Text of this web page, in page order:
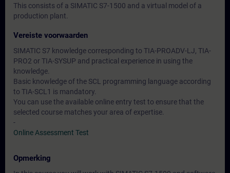
This consists of a SIMATIC S7-1500 and a virtual model of a
production plant.
Vereiste voorwaarden
SIMATIC S7 knowledge corresponding to TIA-PROADV-LJ, TIA-
PRO2 or TIA-SYSUP and practical experience in using the
knowledge.
Basic knowledge of the SCL programming language according
to TIA-SCL1 is mandatory.
You can use the available online entry test to ensure that the
selected course matches your area of expertise.
-
Online Assessment Test
Opmerking